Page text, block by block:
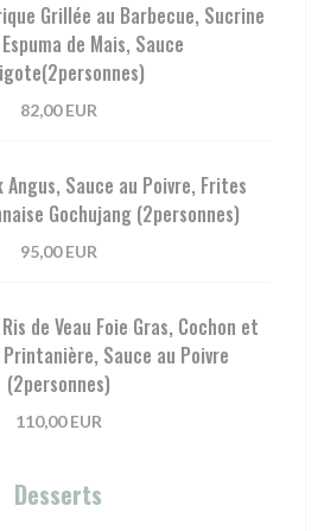
Grillée au Barbecue, Sucrine
de Mais, Sauce
82,00 EUR
Angus, Sauce au Poivre, Frites
Gochujang (2personnes)
95,00 EUR
de Veau Foie Gras, Cochon et
Sauce au Poivre
(2personnes)
110,00 EUR
Desserts